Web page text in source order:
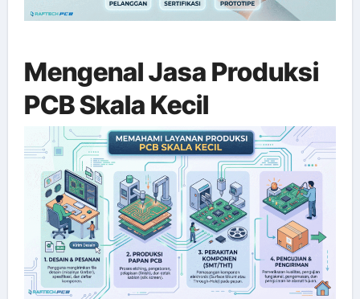
Mengenal Jasa Produksi
PCB Skala Kecil